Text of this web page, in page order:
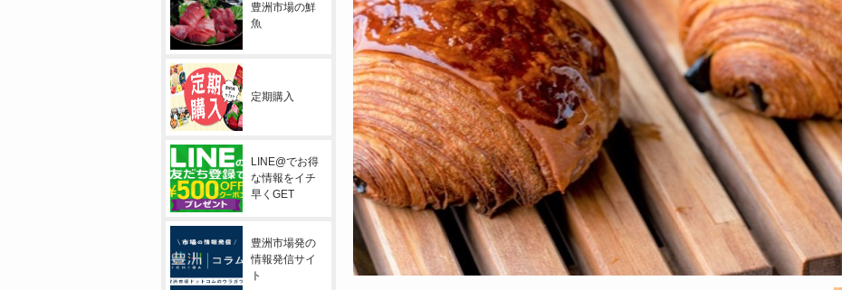
豊洲市場の鮮
魚
定期購入
LINE@でお得
な情報をイチ
早くGET
豊洲市場発の
情報発信サイ
ト